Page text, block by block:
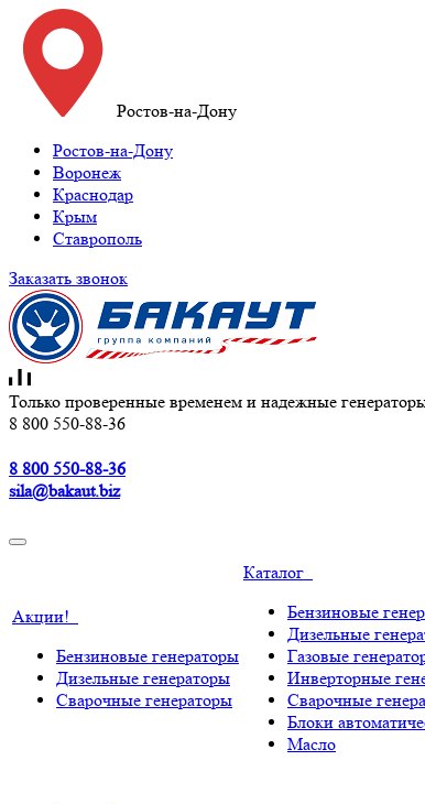
Ростов-на-Дону
Ростов-на-Дону
Воронеж
Краснодар
Крым
Ставрополь
Заказать звонок
Только проверенные временем и надежные
8 800 550-88-36
8 800 550-88-36
sila@bakaut.biz
Акции!
Бензиновые генераторы
Дизельные генераторы
Сварочные генераторы
Каталог
Бензиновые
Дизельные
Газовые
Инверторные
Сварочные
Блоки
Масло